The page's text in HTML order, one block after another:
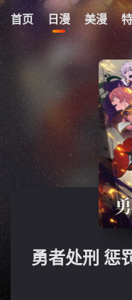
首页 日漫 美漫
我的观影记
暂无
勇者处刑 惩